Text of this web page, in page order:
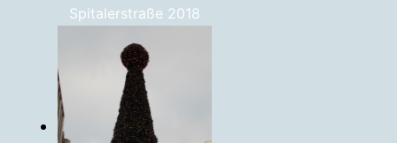
Spitalerstraße 2018